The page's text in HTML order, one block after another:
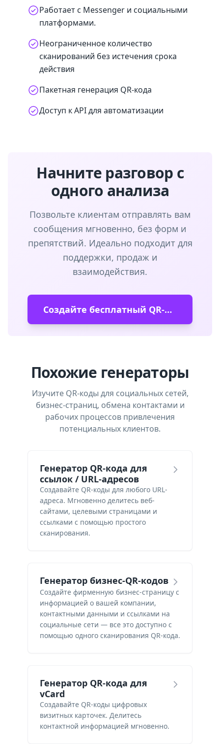
Работает с Messenger и социальными
платформами.
Неограниченное количество
сканирований без истечения срока
действия
Пакетная генерация QR-кода
Доступ к API для автоматизации
Начните разговор с
одного анализа
Позвольте клиентам отправлять вам
сообщения мгновенно, без форм и
препятствий. Идеально подходит для
поддержки, продаж и
взаимодействия.
Создайте бесплатный QR-код Messenger
Похожие генераторы
Изучите QR-коды для социальных сетей,
бизнес-страниц, обмена контактами и
рабочих процессов привлечения
потенциальных клиентов.
Генератор QR-кода для
ссылок / URL-адресов
Создавайте QR-коды для любого URL-
адреса. Мгновенно делитесь веб-
сайтами, целевыми страницами и
ссылками с помощью простого
сканирования.
Генератор бизнес-QR-кодов
Создайте фирменную бизнес-страницу с
информацией о вашей компании,
контактными данными и ссылками на
социальные сети — все это доступно с
помощью одного сканирования QR-кода.
Генератор QR-кода для
vCard
Создавайте QR-коды цифровых
визитных карточек. Делитесь
контактной информацией мгновенно.